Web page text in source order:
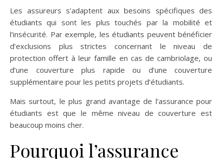
Les assureurs s’adaptent aux besoins spécifiques des
étudiants qui sont les plus touchés par la mobilité et
l’insécurité. Par exemple, les étudiants peuvent bénéficier
d’exclusions plus strictes concernant le niveau de
protection offert à leur famille en cas de cambriolage, ou
d’une couverture plus rapide ou d’une couverture
supplémentaire pour les petits projets d’étudiants.
Mais surtout, le plus grand avantage de l’assurance pour
étudiants est que le même niveau de couverture est
beaucoup moins cher.
Pourquoi l’assurance